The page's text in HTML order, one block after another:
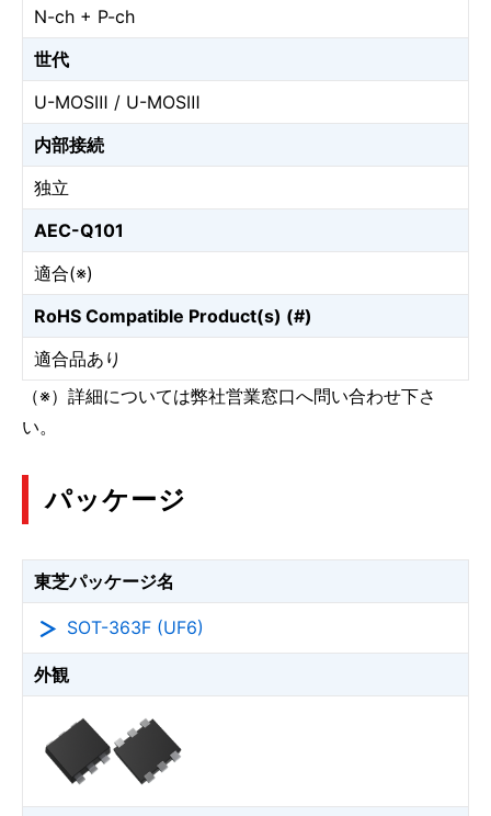
N-ch + P-ch
世代
U-MOSⅢ / U-MOSⅢ
内部接続
独立
AEC-Q101
適合(※)
RoHS Compatible Product(s) (#)
適合品あり
（※）詳細については弊社営業窓口へ問い合わせ下さ
い。
パッケージ
東芝パッケージ名
SOT-363F (UF6)
外観